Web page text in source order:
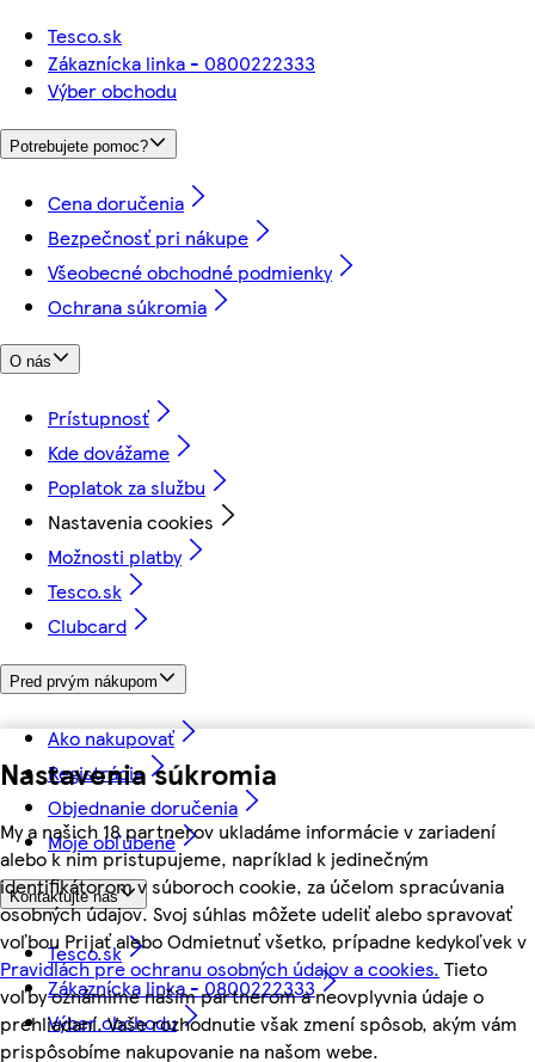
Nastavenia súkromia
My a našich 18 partnerov ukladáme informácie v zariadení
alebo k nim pristupujeme, napríklad k jedinečným
identifikátorom v súboroch cookie, za účelom spracúvania
osobných údajov. Svoj súhlas môžete udeliť alebo spravovať
voľbou Prijať alebo Odmietnuť všetko, prípadne kedykoľvek v
Pravidlách pre ochranu osobných údajov a cookies. Tieto
voľby oznámime našim partnerom a neovplyvnia údaje o
prehliadaní. Vaše rozhodnutie však zmení spôsob, akým vám
prispôsobíme nakupovanie na našom webe.
Tesco.sk
Zákaznícka linka - 0800222333
Výber obchodu
Potrebujete pomoc?
Cena doručenia
Bezpečnosť pri nákupe
Všeobecné obchodné podmienky
Ochrana súkromia
O nás
Prístupnosť
Kde dovážame
Poplatok za službu
Nastavenia cookies
Možnosti platby
Tesco.sk
Clubcard
Pred prvým nákupom
Ako nakupovať
Registrácia
Objednanie doručenia
Moje obľúbené
Kontaktujte nás
Tesco.sk
Zákaznícka linka - 0800222333
Výber obchodu